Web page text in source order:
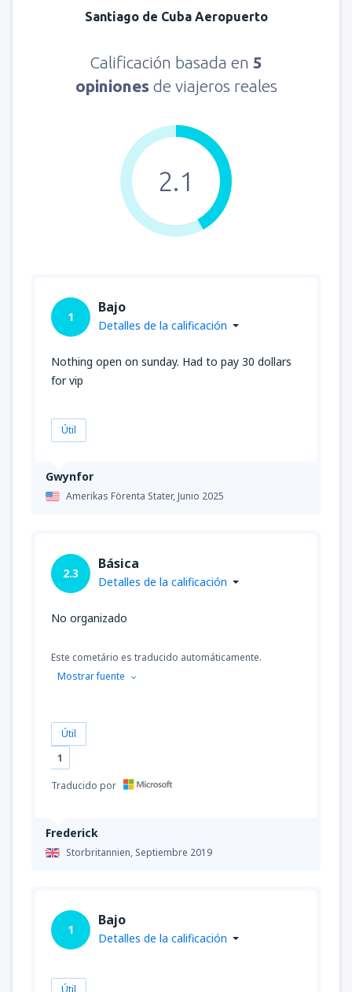
Santiago de Cuba Aeropuerto
Calificación basada en 5
opiniones de viajeros reales
2.1
Gwynfor
Amerikas Förenta Stater,Junio 2025
1
Bajo
Detalles de la calificación
Nothing open on sunday. Had to pay 30 dollars
for vip
Útil
Frederick
Storbritannien, Septiembre 2019
2.3
Básica
Detalles de la calificación
No organizado
Este cometário es traducido automáticamente.
Mostrar fuente
Útil
1
Traducido por
1
Bajo
Detalles de la calificación
Útil